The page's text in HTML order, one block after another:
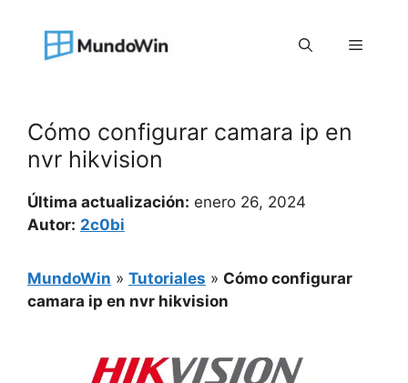
contenido
Menú
Cómo configurar camara ip en
nvr hikvision
Última actualización: enero 26, 2024
Autor: 2c0bi
MundoWin » Tutoriales » Cómo configurar
camara ip en nvr hikvision